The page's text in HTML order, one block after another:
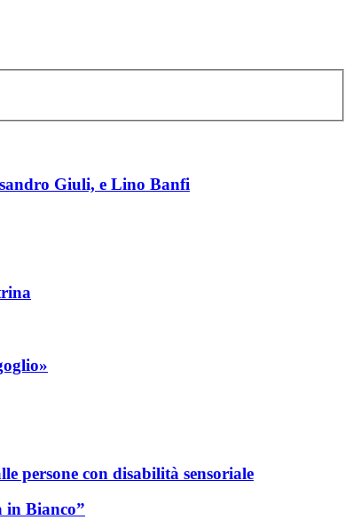
Giuli, e Lino Banfi
persone con disabilità sensoriale
in Bianco”